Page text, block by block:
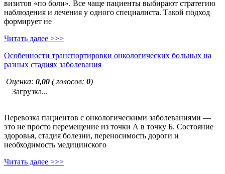
визитов «по боли». Все чаще пациенты выбирают стратегию
наблюдения и лечения у одного специалиста. Такой подход
формирует не
Читать далее >>>
Особенности транспортировки онкологических больных на
разных стадиях заболевания
Оценка: 0,00 ( голосов: 0)
Загрузка...
Перевозка пациентов с онкологическими заболеваниями —
это не просто перемещение из точки А в точку Б. Состояние
здоровья, стадия болезни, переносимость дороги и
необходимость медицинского
Читать далее >>>